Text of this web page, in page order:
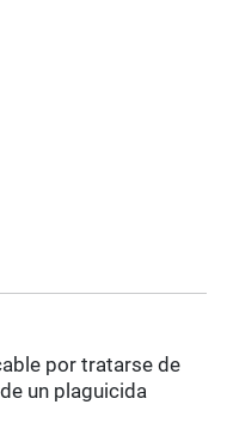
por tratarse de
un plaguicida